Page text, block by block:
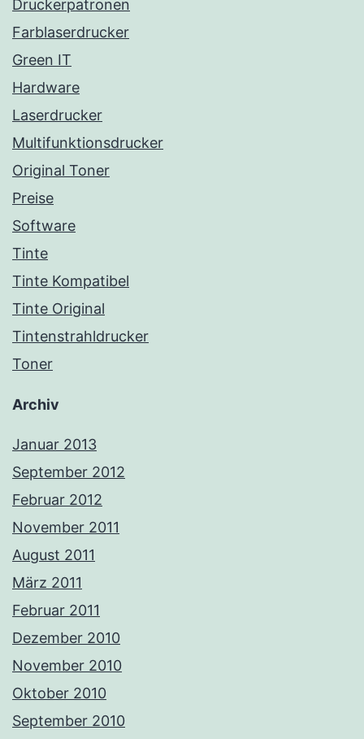
Druckerpatronen
Farblaserdrucker
Green IT
Hardware
Laserdrucker
Multifunktionsdrucker
Original Toner
Preise
Software
Tinte
Tinte Kompatibel
Tinte Original
Tintenstrahldrucker
Toner
Archiv
Januar 2013
September 2012
Februar 2012
November 2011
August 2011
März 2011
Februar 2011
Dezember 2010
November 2010
Oktober 2010
September 2010